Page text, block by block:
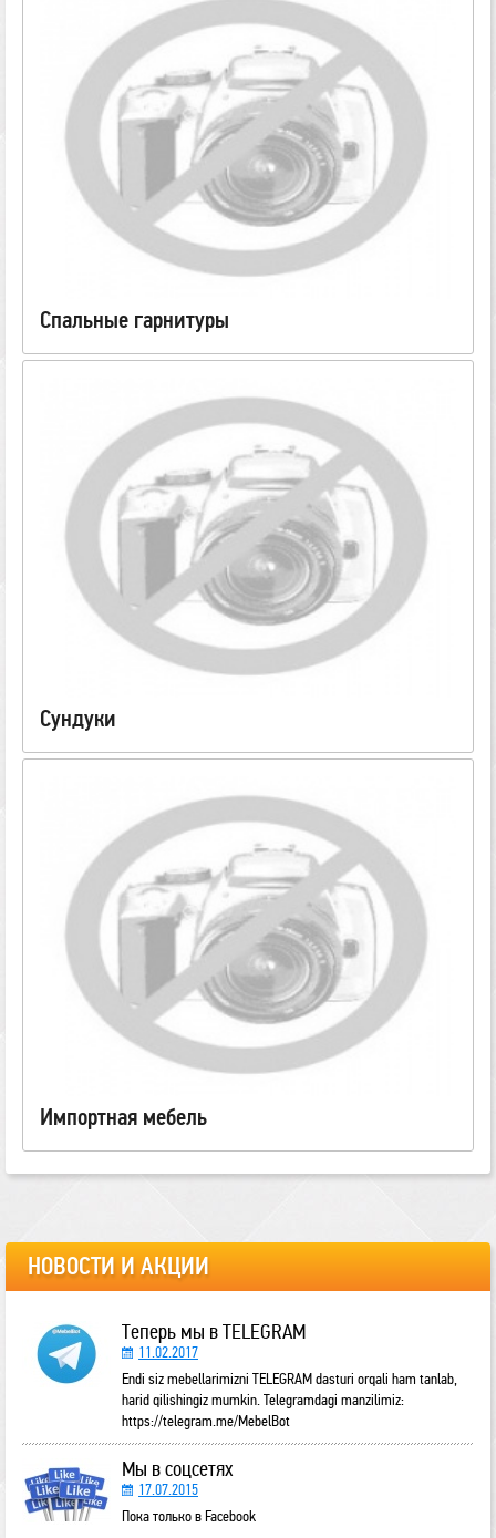
Спальные гарнитуры
Сундуки
Импортная мебель
НОВОСТИ И АКЦИИ
Теперь мы в TELEGRAM
11.02.2017
Endi siz mebellarimizni TELEGRAM dasturi orqali ham tanlab,
harid qilishingiz mumkin. Telegramdagi manzilimiz:
https://telegram.me/MebelBot
Мы в соцсетях
17.07.2015
Пока только в Facebook